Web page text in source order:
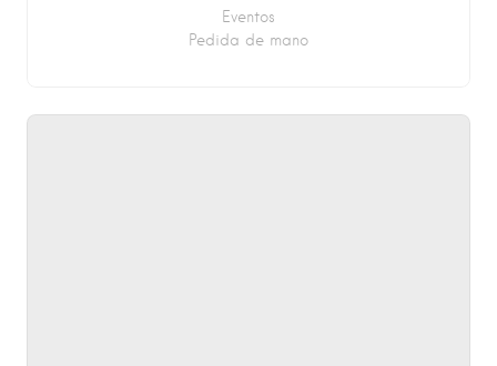
Eventos
Pedida de mano